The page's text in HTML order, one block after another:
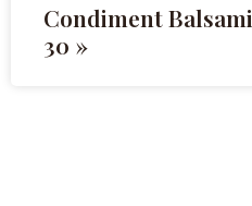
Condiment
30 »